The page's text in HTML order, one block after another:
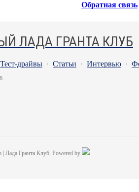
Обратная связь
ЛАДА ГРАНТА КЛУБ
Тест-драйвы · Статьи · Интервью ·
Лада Гранта Клуб. Powered by